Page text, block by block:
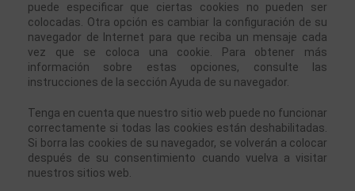
puede especificar que ciertas cookies no pueden ser
colocadas. Otra opción es cambiar la configuración de su
navegador de Internet para que reciba un mensaje cada
vez que se coloca una cookie. Para obtener más
información sobre estas opciones, consulte las
instrucciones de la sección Ayuda de su navegador.
Tenga en cuenta que nuestro sitio web puede no funcionar
correctamente si todas las cookies están deshabilitadas.
Si borra las cookies de su navegador, se volverán a colocar
después de su consentimiento cuando vuelva a visitar
nuestros sitios web.